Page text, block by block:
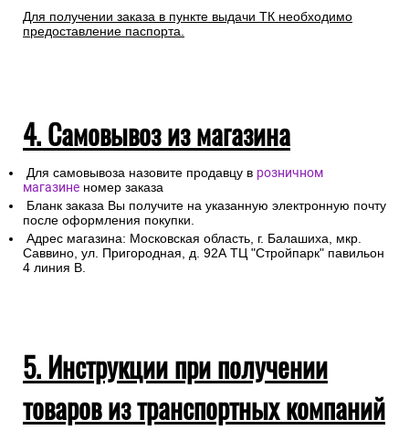
Для получении заказа в пункте выдачи ТК необходимо
предоставление паспорта.
4. Самовывоз из магазина
Для самовывоза назовите продавцу в розничном
магазине номер заказа
Бланк заказа Вы получите на указанную электронную почту
после оформления покупки.
Адрес магазина: Московская область, г. Балашиха, мкр.
Саввино, ул. Пригородная, д. 92А ТЦ "Стройпарк" павильон
4 линия В.
5. Инструкции при получении
товаров из транспортных компаний